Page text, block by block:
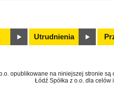
Utrudnienia
opublikowane na niniejszej stronie
Łódź Spółka z o.o. dla